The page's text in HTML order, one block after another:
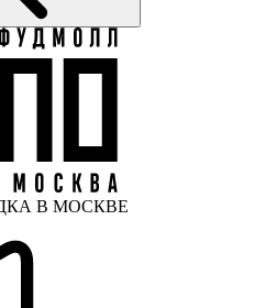
В МОСКВЕ